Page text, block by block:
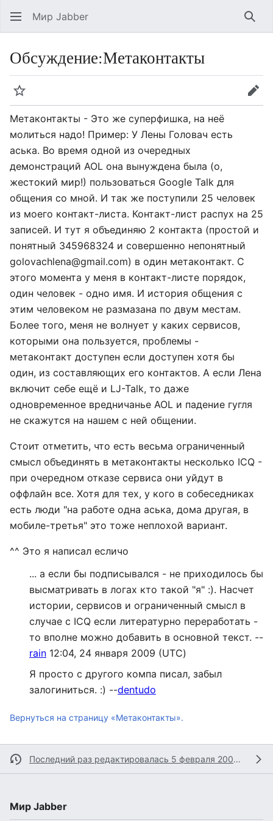
Мир Jabber
Обсуждение:Метаконтакты
Следить
Метаконтакты - Это же суперфишка, на неё
молиться надо! Пример: У Лены Головач есть
аська. Во время одной из очередных
демонстраций AOL она вынуждена была (о,
жестокий мир!) пользоваться Google Talk для
общения со мной. И так же поступили 25 человек
из моего контакт-листа. Контакт-лист распух на 25
записей. И тут я объединяю 2 контакта (простой и
понятный 345968324 и совершенно непонятный
golovachlena@gmail.com) в один метаконтакт. С
этого момента у меня в контакт-листе порядок,
один человек - одно имя. И история общения с
этим человеком не размазана по двум местам.
Более того, меня не волнует у каких сервисов,
которыми она пользуется, проблемы -
метаконтакт доступен если доступен хотя бы
один, из составляющих его контактов. А если Лена
включит себе ещё и LJ-Talk, то даже
одновременное вредничанье AOL и падение гугля
не скажутся на нашем с ней общении.
Стоит отметить, что есть весьма ограниченный
смысл объединять в метаконтакты несколько ICQ -
при очередном отказе сервиса они уйдут в
оффлайн все. Хотя для тех, у кого в собеседниках
есть люди "на работе одна аська, дома другая, в
мобиле-третья" это тоже неплохой вариант.
^^ Это я написал есличо
... а если бы подписывался - не приходилось бы
высматривать в логах кто такой "я" :). Насчет
истории, сервисов и ограниченный смысл в
случае с ICQ если литературно переработать -
то вполне можно добавить в основной текст. --
rain 12:04, 24 января 2009 (UTC)
Я просто с другого компа писал, забыл
залогиниться. :) --dentudo
Вернуться на страницу «Метаконтакты».
Последний раз редактировалась 5 февраля 2009 в 12:38
Мир Jabber